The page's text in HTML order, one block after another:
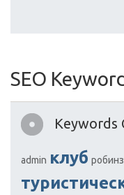
SEO
Keywords
admin клуб